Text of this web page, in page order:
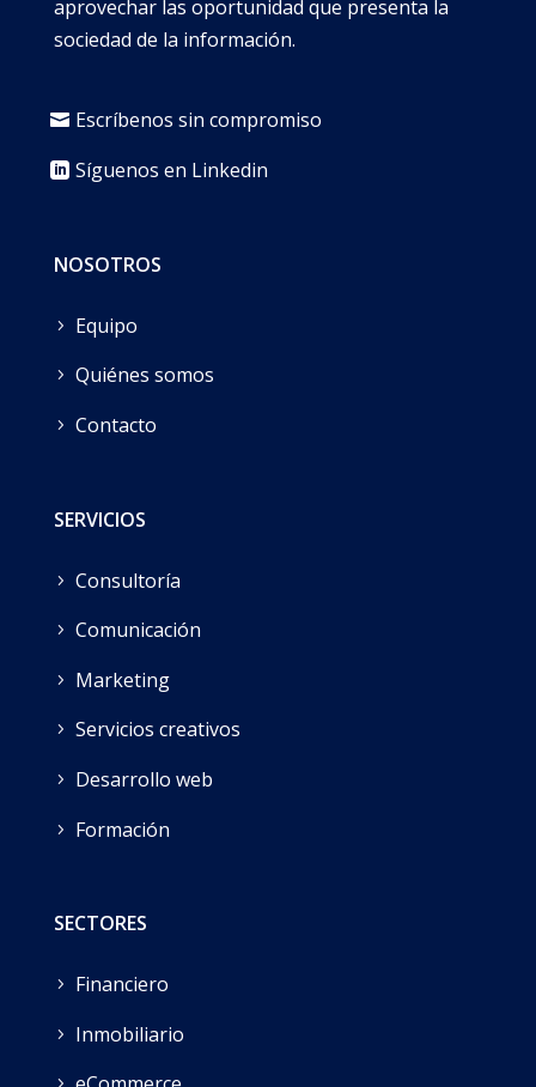
aprovechar las oportunidad que presenta la
sociedad de la información.
Escríbenos sin compromiso
Síguenos en Linkedin
NOSOTROS
Equipo
Quiénes somos
Contacto
SERVICIOS
Consultoría
Comunicación
Marketing
Servicios creativos
Desarrollo web
Formación
SECTORES
Financiero
Inmobiliario